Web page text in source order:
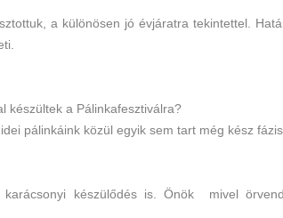
a különösen jó évjáratra tekintettel.
készültek a Pálinkafesztiválra?
pálinkáink közül egyik sem tart még kész
készülődés is. Önök mivel